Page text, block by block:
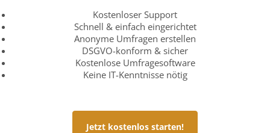
Kostenloser Support
Schnell & einfach eingerichtet
Anonyme Umfragen erstellen
DSGVO-konform & sicher
Kostenlose Umfragesoftware
Keine IT-Kenntnisse nötig
Jetzt kostenlos starten!